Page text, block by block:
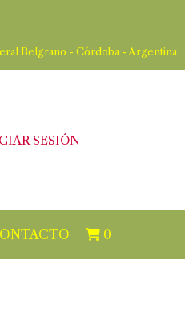
Belgrano - Córdoba - Argentina
SESIÓN
0